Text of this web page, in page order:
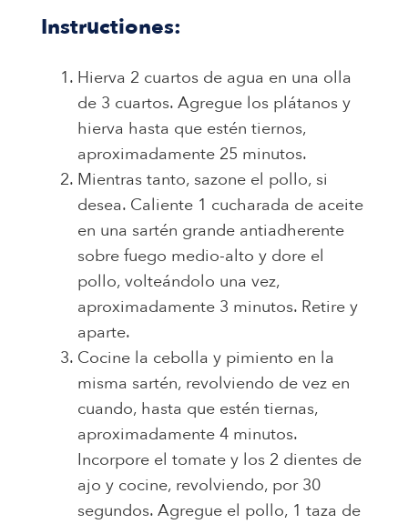
Instructiones:
Hierva 2 cuartos de agua en una olla
de 3 cuartos. Agregue los plátanos y
hierva hasta que estén tiernos,
aproximadamente 25 minutos.
Mientras tanto, sazone el pollo, si
desea. Caliente 1 cucharada de aceite
en una sartén grande antiadherente
sobre fuego medio-alto y dore el
pollo, volteándolo una vez,
aproximadamente 3 minutos. Retire y
aparte.
Cocine la cebolla y pimiento en la
misma sartén, revolviendo de vez en
cuando, hasta que estén tiernas,
aproximadamente 4 minutos.
Incorpore el tomate y los 2 dientes de
ajo y cocine, revolviendo, por 30
segundos. Agregue el pollo, 1 taza de